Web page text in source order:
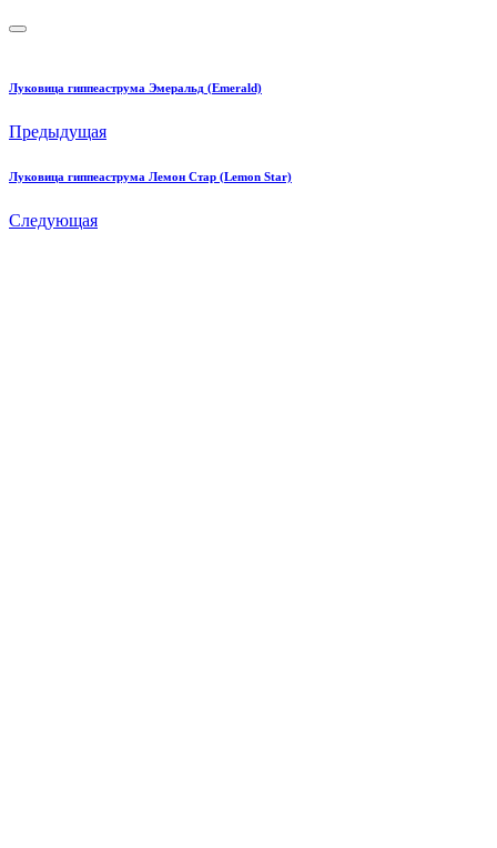
Луковица гиппеаструма Эмеральд (Emerald)
Предыдущая
Луковица гиппеаструма Лeмон Cтар (Lemon Star)
Следующая